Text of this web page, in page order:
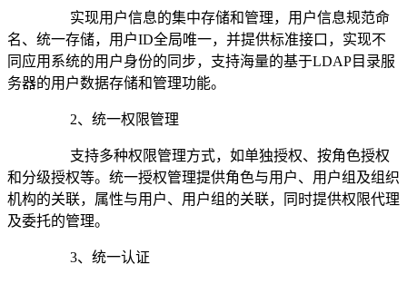
实现用户信息的集中存储和管理，用户信息规范命
名、统一存储，用户ID全局唯一，并提供标准接口，实现不
同应用系统的用户身份的同步，支持海量的基于LDAP目录服
务器的用户数据存储和管理功能。
2、统一权限管理
支持多种权限管理方式，如单独授权、按角色授权
和分级授权等。统一授权管理提供角色与用户、用户组及组织
机构的关联，属性与用户、用户组的关联，同时提供权限代理
及委托的管理。
3、统一认证